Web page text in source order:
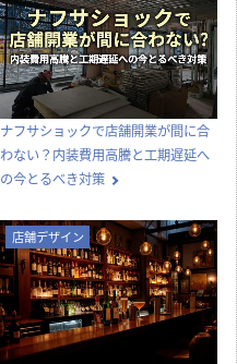
ナフサショックで店舗開業が間に合
わない？内装費用高騰と工期遅延へ
の今とるべき対策
店舗デザイン